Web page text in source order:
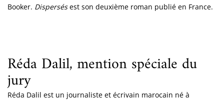
Booker. Dispersésest son deuxième roman publié en France.
Réda Dalil, mention spéciale du
jury
Réda Dalil est un journaliste et écrivain marocain né à